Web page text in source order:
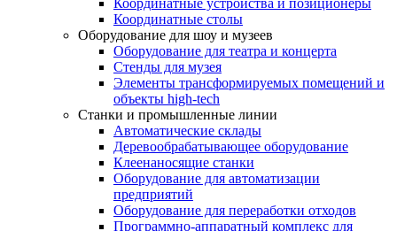
Координатные устройства и позиционеры
Координатные столы
Оборудование для шоу и музеев
Оборудование для театра и концерта
Стенды для музея
Элементы трансформируемых помещений и
объекты high-tech
Станки и промышленные линии
Автоматические склады
Деревообрабатывающее оборудование
Клеенаносящие станки
Оборудование для автоматизации
предприятий
Оборудование для переработки отходов
Программно-аппаратный комплекс для